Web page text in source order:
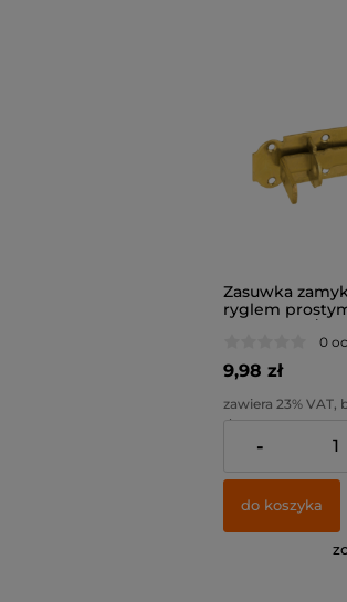
Zasuwka
ryglem
100x45x5,0 /
0
9,98 zł
zawiera 23% VAT,
dostawy
Cena netto:
-
do koszyka